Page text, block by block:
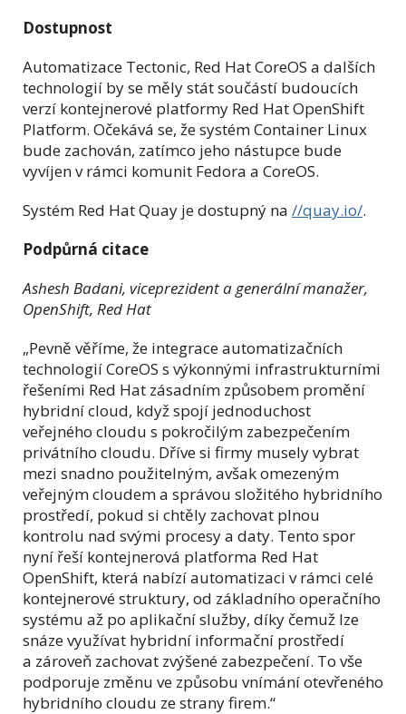
Dostupnost
Automatizace Tectonic, Red Hat CoreOS a dalších
technologií by se měly stát součástí budoucích
verzí kontejnerové platformy Red Hat OpenShift
Platform. Očekává se, že systém Container Linux
bude zachován, zatímco jeho nástupce bude
vyvíjen v rámci komunit Fedora a CoreOS.
Systém Red Hat Quay je dostupný na //quay.io/.
Podpůrná citace
Ashesh Badani, viceprezident a generální manažer,
OpenShift, Red Hat
„Pevně věříme, že integrace automatizačních
technologií CoreOS s výkonnými infrastrukturními
řešeními Red Hat zásadním způsobem promění
hybridní cloud, když spojí jednoduchost
veřejného cloudu s pokročilým zabezpečením
privátního cloudu. Dříve si firmy musely vybrat
mezi snadno použitelným, avšak omezeným
veřejným cloudem a správou složitého hybridního
prostředí, pokud si chtěly zachovat plnou
kontrolu nad svými procesy a daty. Tento spor
nyní řeší kontejnerová platforma Red Hat
OpenShift, která nabízí automatizaci v rámci celé
kontejnerové struktury, od základního operačního
systému až po aplikační služby, díky čemuž lze
snáze využívat hybridní informační prostředí
a zároveň zachovat zvýšené zabezpečení. To vše
podporuje změnu ve způsobu vnímání otevřeného
hybridního cloudu ze strany firem.“